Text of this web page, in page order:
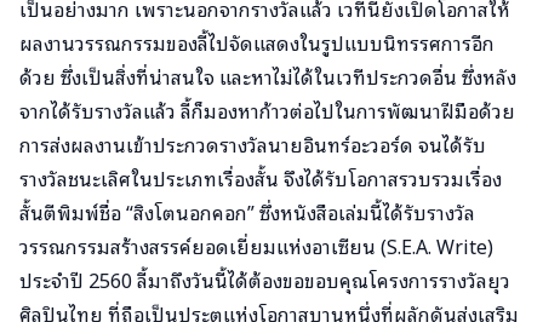
เป็นอย่างมาก เพราะนอกจากรางวัลแล้ว เวทีนี้ยังเปิดโอกาสให้
ผลงานวรรณกรรมของลี้ไปจัดแสดงในรูปแบบนิทรรศการอีก
ด้วย ซึ่งเป็นสิ่งที่น่าสนใจ และหาไม่ได้ในเวทีประกวดอื่น ซึ่งหลัง
จากได้รับรางวัลแล้ว ลี้ก็มองหาก้าวต่อไปในการพัฒนาฝีมือด้วย
การส่งผลงานเข้าประกวดรางวัลนายอินทร์อะวอร์ด จนได้รับ
รางวัลชนะเลิศในประเภทเรื่องสั้น จึงได้รับโอกาสรวบรวมเรื่อง
สั้นตีพิมพ์ชื่อ “สิงโตนอกคอก” ซึ่งหนังสือเล่มนี้ได้รับรางวัล
วรรณกรรมสร้างสรรค์ยอดเยี่ยมแห่งอาเซียน (S.E.A. Write)
ประจำปี 2560 ลี้มาถึงวันนี้ได้ต้องขอขอบคุณโครงการรางวัลยุว
ศิลปินไทย ที่ถือเป็นประตูแห่งโอกาสบานหนึ่งที่ผลักดันส่งเสริม